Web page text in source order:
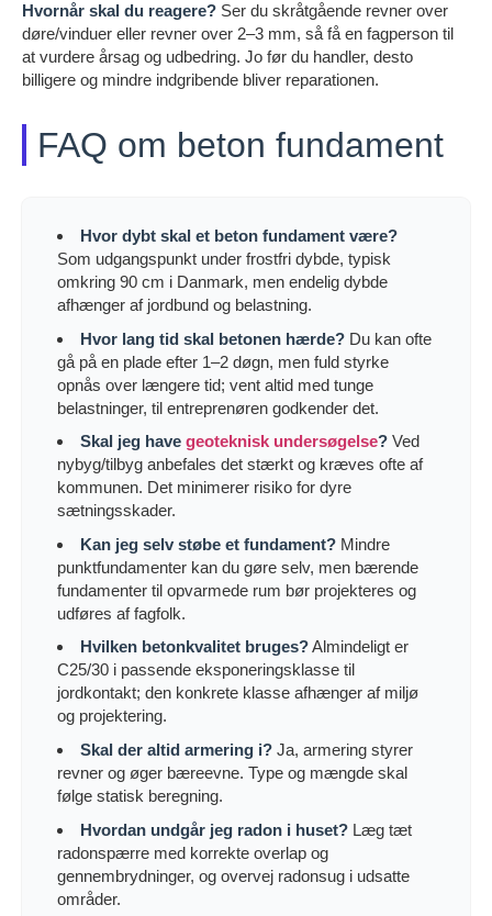
Hvornår skal du reagere? Ser du skråtgående revner over
døre/vinduer eller revner over 2–3 mm, så få en fagperson til
at vurdere årsag og udbedring. Jo før du handler, desto
billigere og mindre indgribende bliver reparationen.
FAQ om beton fundament
Hvor dybt skal et beton fundament være?
Som udgangspunkt under frostfri dybde, typisk
omkring 90 cm i Danmark, men endelig dybde
afhænger af jordbund og belastning.
Hvor lang tid skal betonen hærde? Du kan ofte
gå på en plade efter 1–2 døgn, men fuld styrke
opnås over længere tid; vent altid med tunge
belastninger, til entreprenøren godkender det.
Skal jeg have geoteknisk undersøgelse? Ved
nybyg/tilbyg anbefales det stærkt og kræves ofte af
kommunen. Det minimerer risiko for dyre
sætningsskader.
Kan jeg selv støbe et fundament? Mindre
punktfundamenter kan du gøre selv, men bærende
fundamenter til opvarmede rum bør projekteres og
udføres af fagfolk.
Hvilken betonkvalitet bruges?Almindeligt er
C25/30 i passende eksponeringsklasse til
jordkontakt; den konkrete klasse afhænger af miljø
og projektering.
Skal der altid armering i? Ja, armering styrer
revner og øger bæreevne. Type og mængde skal
følge statisk beregning.
Hvordan undgår jeg radon i huset? Læg tæt
radonspærre med korrekte overlap og
gennembrydninger, og overvej radonsug i udsatte
områder.